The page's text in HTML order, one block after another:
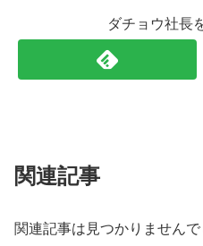
ダチョウ社長
関連記事
関連記事は見つかりませんで